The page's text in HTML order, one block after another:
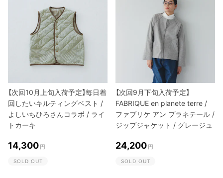
【次回10月上旬入荷予定】毎日着
回したいキルティングベスト /
よしいちひろさんコラボ / ライ
トカーキ
14,300 円
SOLD OUT
【次回9月下旬入荷予定】
FABRIQUE en planete terre /
ファブリケ アン プラネテール /
ジップジャケット / グレージュ
24,200 円
SOLD OUT